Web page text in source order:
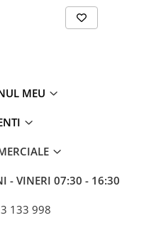
MEU
- VINERI 07:30 - 16:30
133 998